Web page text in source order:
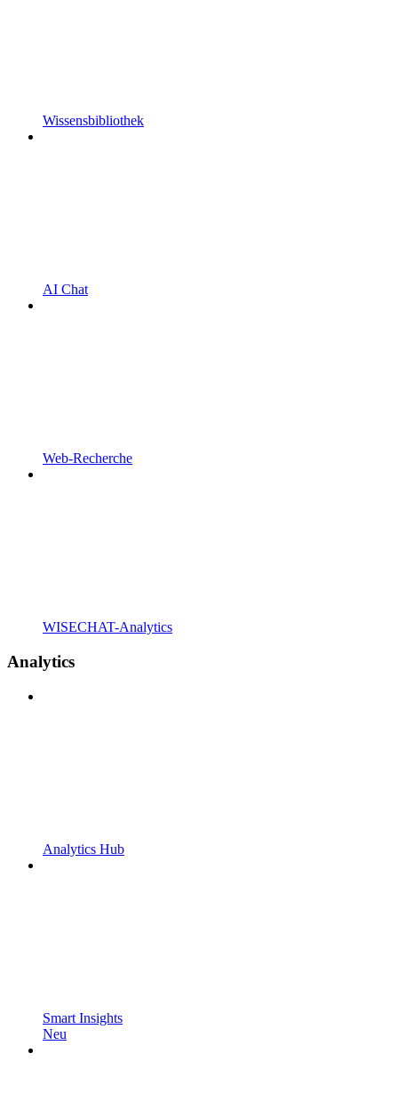
Wissensbibliothek
AI Chat
Web-Recherche
WISECHAT-Analytics
Analytics
Analytics Hub
Smart Insights
Neu